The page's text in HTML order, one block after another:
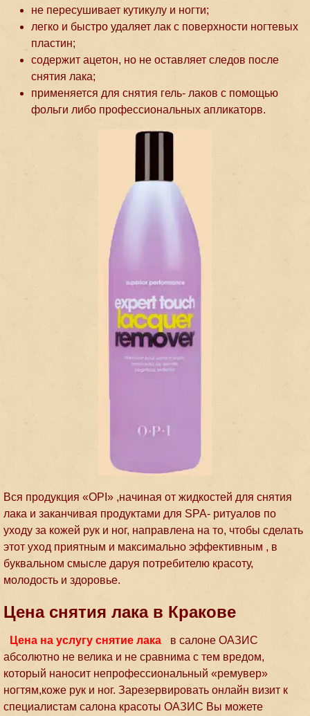
не пересушивает кутикулу и ногти;
легко и быстро удаляет лак с поверхности ногтевых
пластин;
содержит ацетон, но не оставляет следов после
снятия лака;
применяется для снятия гель- лаков с помощью
фольги либо профессиональных апликаторв.
Вся продукция «OPI» ,начиная от жидкостей для снятия
лака и заканчивая продуктами для SPA- ритуалов по
уходу за кожей рук и ног, направлена на то, чтобы сделать
этот уход приятным и максимально эффективным , в
буквальном смысле даруя потребителю красоту,
молодость и здоровье.
Цена снятия лака в Кракове
Цена на услугу снятие лака
в салоне ОАЗИС
абсолютно не велика и не сравнима с тем вредом,
который наносит непрофессиональный «ремувер»
ногтям,коже рук и ног. Зарезервировать онлайн визит к
специалистам салона красоты ОАЗИС Вы можете